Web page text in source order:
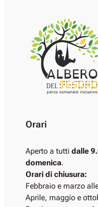
DEL
Orari
Aperto a tutti dalle
domenica.
Orari di chiusura:
Febbraio e marzo
Aprile, maggio e